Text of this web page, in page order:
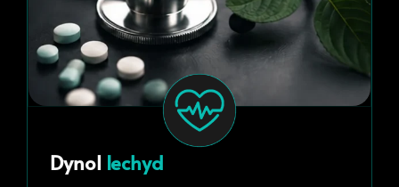
Dynol Iechyd